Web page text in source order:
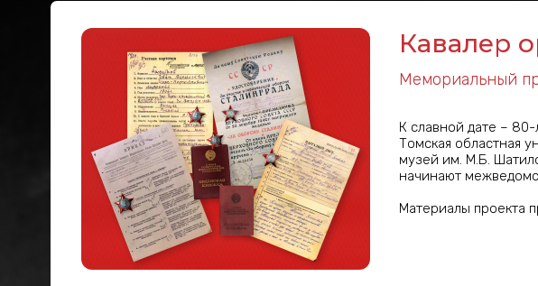
Кавалер ордена Красной
Кавалер
Мемориальный
К славной дате –
Томская областная
музей им. М.Б.
начинают
Материалы проекта